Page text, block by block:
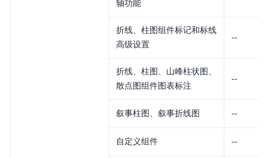
轴功能
折线、柱图组件标记和标线
高级设置
--
折线、柱图、山峰柱状图、
散点图组件图表标注
--
叙事柱图、叙事折线图 --
自定义组件 --